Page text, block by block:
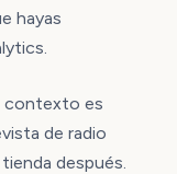
hayas
contexto es
de radio
después.